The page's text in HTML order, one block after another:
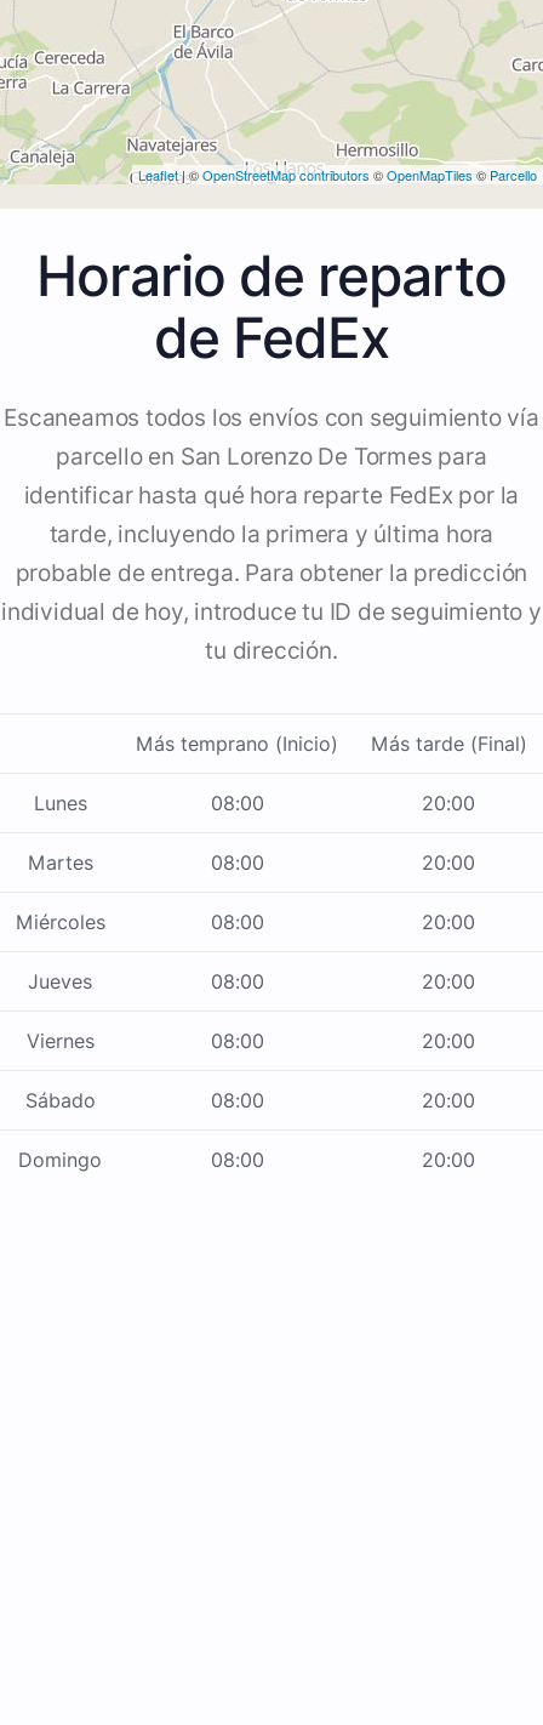
Leaflet| ©OpenStreetMap contributors ©OpenMapTiles © Parcello
Horario de reparto
de FedEx
Escaneamos todos los envíos con seguimiento vía
parcello en San Lorenzo De Tormes para
identificar hasta qué hora reparte FedEx por la
tarde, incluyendo la primera y última hora
probable de entrega. Para obtener la predicción
individual de hoy, introduce tu ID de seguimiento y
tu dirección.
Más temprano (Inicio) Más tarde (Final)
Lunes 08:00 20:00
Martes 08:00 20:00
Miércoles 08:00 20:00
Jueves 08:00 20:00
Viernes 08:00 20:00
Sábado 08:00 20:00
Domingo 08:00 20:00